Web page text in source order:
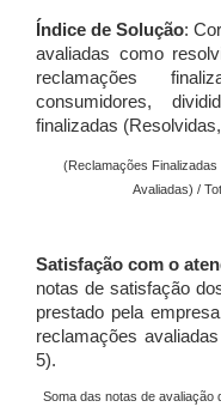
Índice de Solução:
avaliadas como
reclamações
consumidores,
finalizadas
(Reclamações
Avaliadas) /
Satisfação com o
notas de satisfação
prestado pela
reclamações
5).
Soma das notas de avaliação